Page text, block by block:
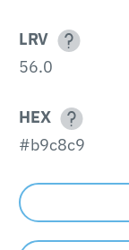
LRV
56.0
HEX
#b9c8c9